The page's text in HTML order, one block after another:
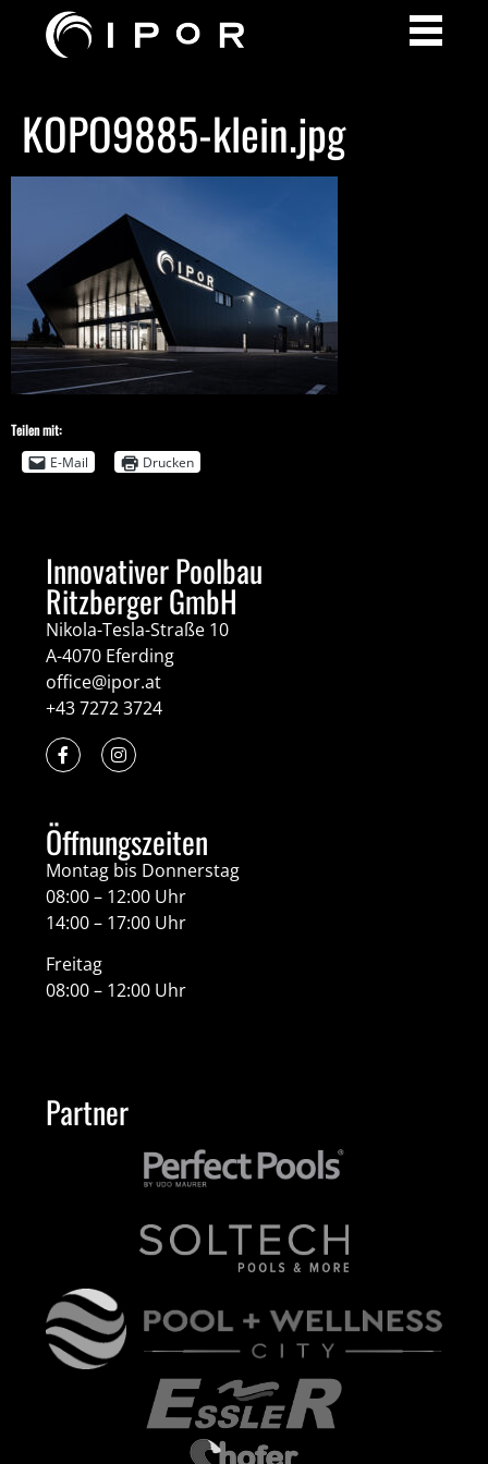
KOPO9885-klein.jpg
Teilen mit:
E-Mail
Drucken
Innovativer Poolbau
Ritzberger GmbH
Nikola-Tesla-Straße 10
A-4070 Eferding
office@ipor.at
+43 7272 3724
Öffnungszeiten
Montag bis Donnerstag
08:00 – 12:00 Uhr
14:00 – 17:00 Uhr
Freitag
08:00 – 12:00 Uhr
Partner